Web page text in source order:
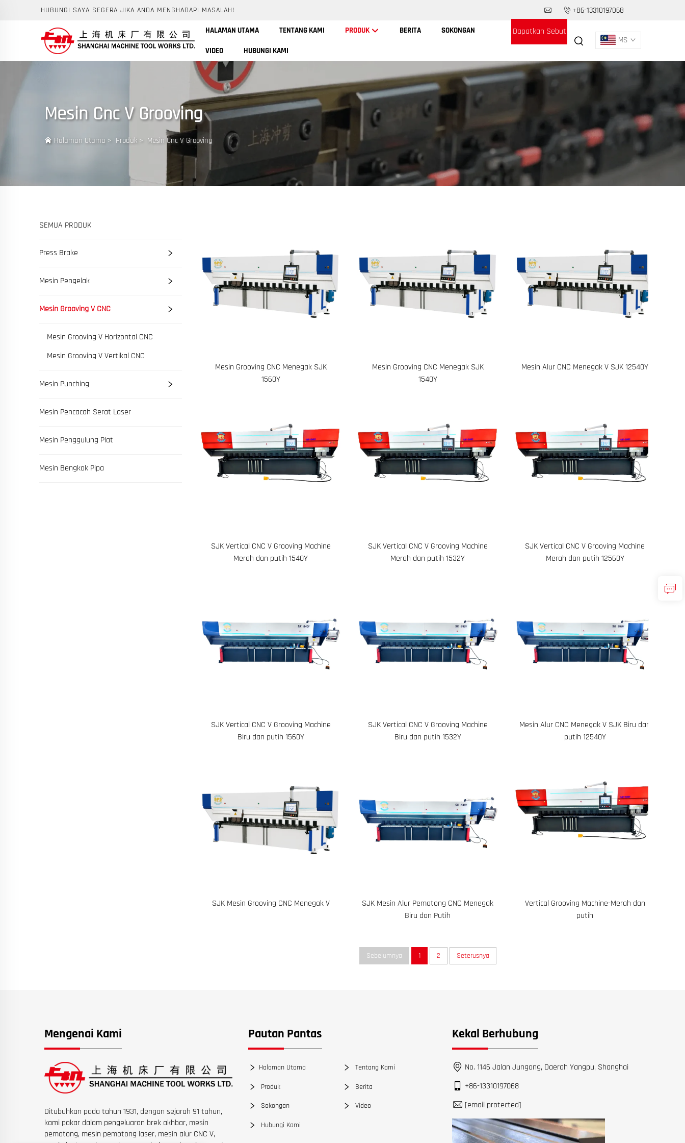
HUBUNGI SAYA SEGERA JIKA ANDA MENGHADAPI MASALAH! +86-13310197068
HALAMAN UTAMA TENTANG KAMI PRODUK BERITA SOKONGAN
VIDEO HUBUNGI KAMI
Dapatkan Sebut
MS
Mesin Cnc V Grooving
Halaman Utama > Produk > Mesin Cnc V Grooving
SEMUA PRODUK
Press Brake
Mesin Pengelak
Mesin Grooving V CNC
Mesin Grooving V Horizontal CNC
Mesin Grooving V Vertikal CNC
Mesin Punching
Mesin Pencacah Serat Laser
Mesin Penggulung Plat
Mesin Bengkok Pipa
Mesin Grooving CNC Menegak SJK
1560Y
Mesin Grooving CNC Menegak SJK
1540Y
Mesin Alur CNC Menegak V SJK 12540Y
SJK Vertical CNC V Grooving Machine
Merah dan putih 1540Y
SJK Vertical CNC V Grooving Machine
Merah dan putih 1532Y
SJK Vertical CNC V Grooving Machine
Merah dan putih 12560Y
SJK Vertical CNC V Grooving Machine
Biru dan putih 1560Y
SJK Vertical CNC V Grooving Machine
Biru dan putih 1532Y
Mesin Alur CNC Menegak V SJK Biru dan
putih 12540Y
SJK Mesin Grooving CNC Menegak V
SJK Mesin Alur Pemotong CNC Menegak
Biru dan Putih
Vertical Grooving Machine-Merah dan
putih
Sebelumnya 1 2 Seterusnya
Mengenai Kami
Ditubuhkan pada tahun 1931, dengan sejarah 91 tahun,
kami pakar dalam pengeluaran brek akhbar, mesin
pemotong, mesin pemotong laser, mesin alur CNC V,
Pautan Pantas
Halaman Utama Tentang Kami
Produk Berita
Sokongan Video
Hubungi Kami
Kekal Berhubung
No. 1146 Jalan Jungong, Daerah Yangpu, Shanghai
+86-13310197068
[email protected]